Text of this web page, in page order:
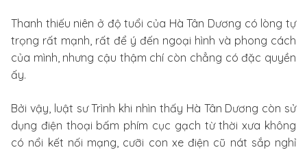
Thanh thiếu niên ở độ tuổi của Hà Tân Dương có lòng tự
trọng rất mạnh, rất để ý đến ngoại hình và phong cách
của mình, nhưng cậu thậm chí còn chẳng có đặc quyền
ấy.
Bởi vậy, luật sư Trình khi nhìn thấy Hà Tân Dương còn sử
dụng điện thoại bấm phím cục gạch từ thời xưa không
có nổi kết nối mạng, cưỡi con xe điện cũ nát sắp nghỉ